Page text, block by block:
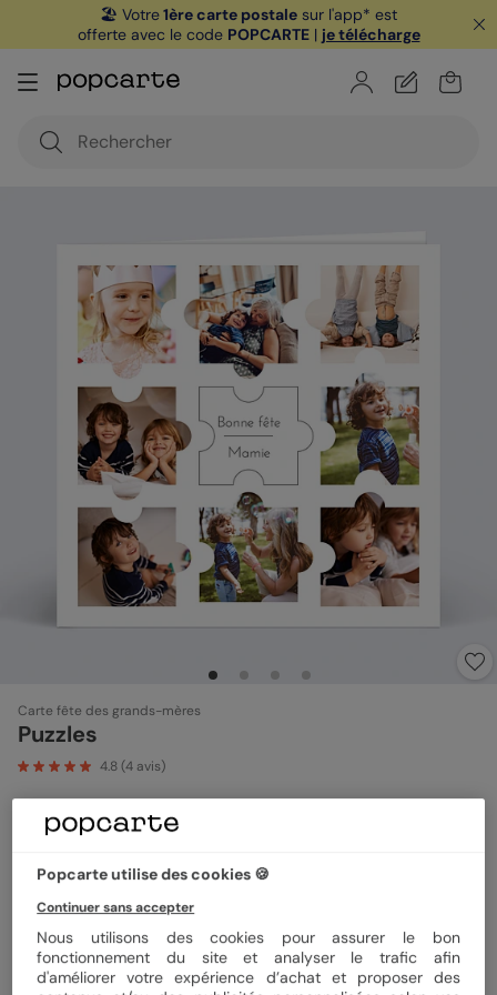
🏖️ Votre1ère carte postale sur l'app* est
offerte avec le code POPCARTE| je télécharge
Carte fête des grands-mères
Puzzles
4.8(4 avis)
Format
Papier Papier Satiné
Popcarte utilise des cookies 🍪
Continuer sans accepter
Nous utilisons des cookies pour assurer le bon
fonctionnement du site et analyser le trafic afin
d'améliorer votre expérience d’achat et proposer des